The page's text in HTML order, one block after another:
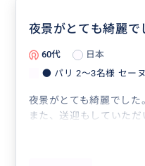
夜景がとても綺麗で
60代
日本
● パリ 2〜3名様 セー
夜景がとても綺麗でした
また、送迎もしていただ